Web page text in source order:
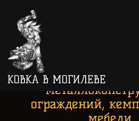
КОВКА В МОГИЛЕВЕ
Производство и
кованых изделий,
ограждений,